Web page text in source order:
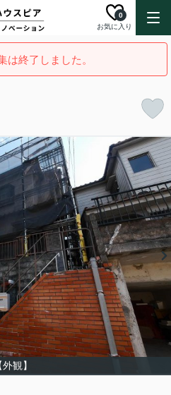
お気に入り
0
は終了しました。
外観】